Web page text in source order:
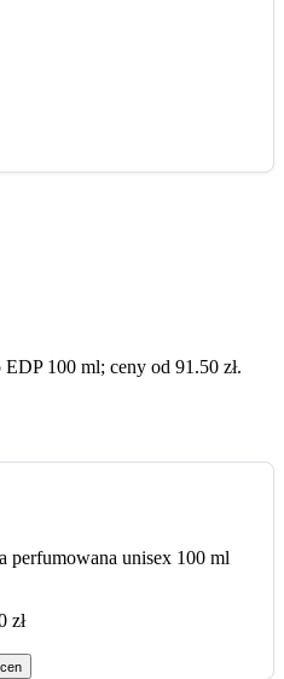
100 ml; ceny od 91.50 zł.
perfumowana unisex 100 ml
zł